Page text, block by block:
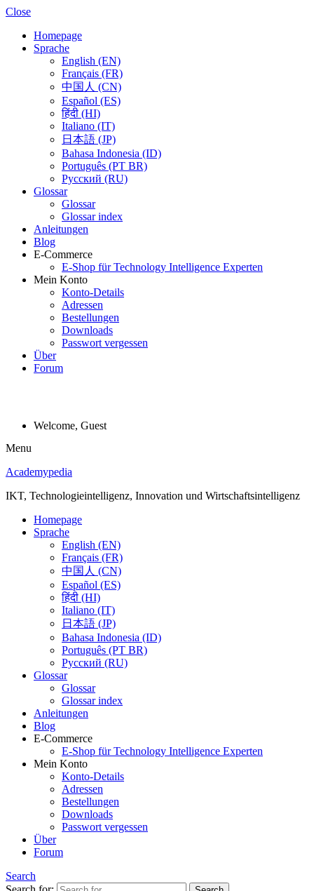
Close
Homepage
Sprache
English (EN)
Français (FR)
中国人 (CN)
Español (ES)
हिंदी (HI)
Italiano (IT)
日本語 (JP)
Bahasa Indonesia (ID)
Português (PT BR)
Pусский (RU)
Glossar
Glossar
Glossar index
Anleitungen
Blog
E-Commerce
E-Shop für Technology Intelligence Experten
Mein Konto
Konto-Details
Adressen
Bestellungen
Downloads
Passwort vergessen
Über
Forum
Welcome, Guest
Menu
Academypedia
IKT, Technologieintelligenz, Innovation und Wirtschaftsintelligenz
Homepage
Sprache
English (EN)
Français (FR)
中国人 (CN)
Español (ES)
हिंदी (HI)
Italiano (IT)
日本語 (JP)
Bahasa Indonesia (ID)
Português (PT BR)
Pусский (RU)
Glossar
Glossar
Glossar index
Anleitungen
Blog
E-Commerce
E-Shop für Technology Intelligence Experten
Mein Konto
Konto-Details
Adressen
Bestellungen
Downloads
Passwort vergessen
Über
Forum
Search